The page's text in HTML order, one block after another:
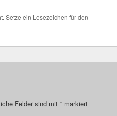
Setze ein Lesezeichen für den
Felder sind mit * markiert